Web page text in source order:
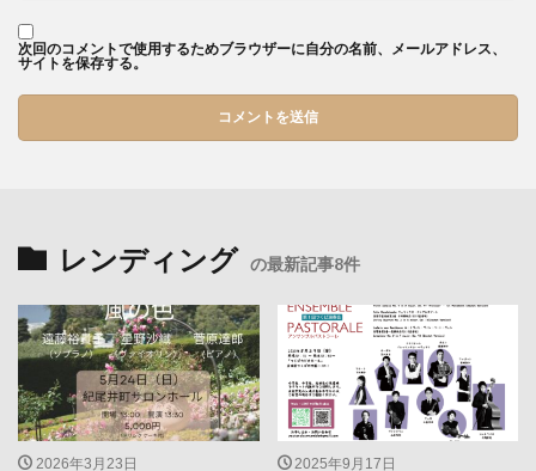
次回のコメントで使用するためブラウザーに自分の名前、メールアドレス、
サイトを保存する。
レンディング の最新記事8件
2026年3月23日 2025年9月17日